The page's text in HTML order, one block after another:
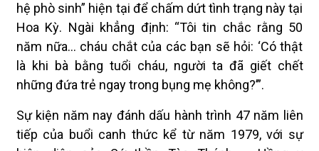
hệ phò sinh” hiện tại để chấm dứt tình trạng này tại
Hoa Kỳ. Ngài khẳng định: “Tôi tin chắc rằng 50
năm nữa... cháu chắt của các bạn sẽ hỏi: ‘Có thật
là khi bà bằng tuổi cháu, người ta đã giết chết
những đứa trẻ ngay trong bụng mẹ không?’”.
Sự kiện năm nay đánh dấu hành trình 47 năm liên
tiếp của buổi canh thức kể từ năm 1979, với sự